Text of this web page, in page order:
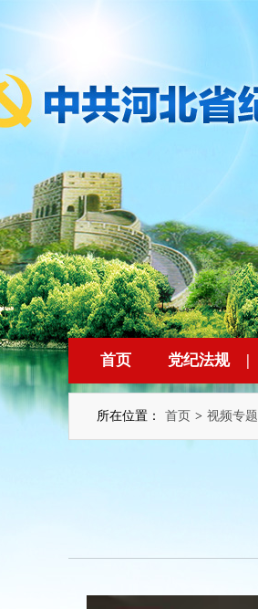
首页 党纪法规 |
所在位置： 首页 > 视频专题